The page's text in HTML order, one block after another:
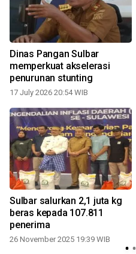
Dinas Pangan Sulbar
memperkuat akselerasi
penurunan stunting
17 July 2026 20:54 WIB
Sulbar salurkan 2,1 juta kg
beras kepada 107.811
penerima
26 November 2025 19:39 WIB